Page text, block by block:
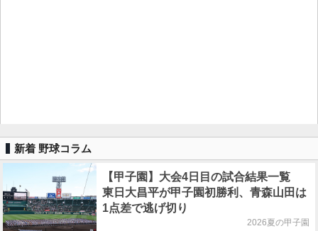
新着 野球コラム
【甲子園】大会4日目の試合結果一覧
東日大昌平が甲子園初勝利、青森山田は
1点差で逃げ切り
2026夏の甲子園